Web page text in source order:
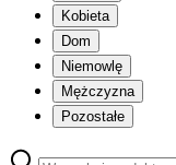
Kobieta
Dom
Niemowlę
Mężczyzna
Pozostałe